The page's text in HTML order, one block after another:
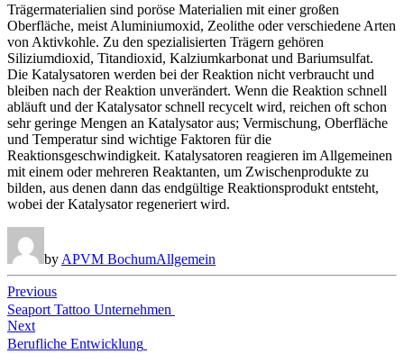
Trägermaterialien sind poröse Materialien mit einer großen
Oberfläche, meist Aluminiumoxid, Zeolithe oder verschiedene Arten
von Aktivkohle. Zu den spezialisierten Trägern gehören
Siliziumdioxid, Titandioxid, Kalziumkarbonat und Bariumsulfat.
Die Katalysatoren werden bei der Reaktion nicht verbraucht und
bleiben nach der Reaktion unverändert. Wenn die Reaktion schnell
abläuft und der Katalysator schnell recycelt wird, reichen oft schon
sehr geringe Mengen an Katalysator aus; Vermischung, Oberfläche
und Temperatur sind wichtige Faktoren für die
Reaktionsgeschwindigkeit. Katalysatoren reagieren im Allgemeinen
mit einem oder mehreren Reaktanten, um Zwischenprodukte zu
bilden, aus denen dann das endgültige Reaktionsprodukt entsteht,
wobei der Katalysator regeneriert wird.
by APVM BochumAllgemein
Beitragsnavigation
Previous
Seaport Tattoo Unternehmen
Next
Berufliche Entwicklung